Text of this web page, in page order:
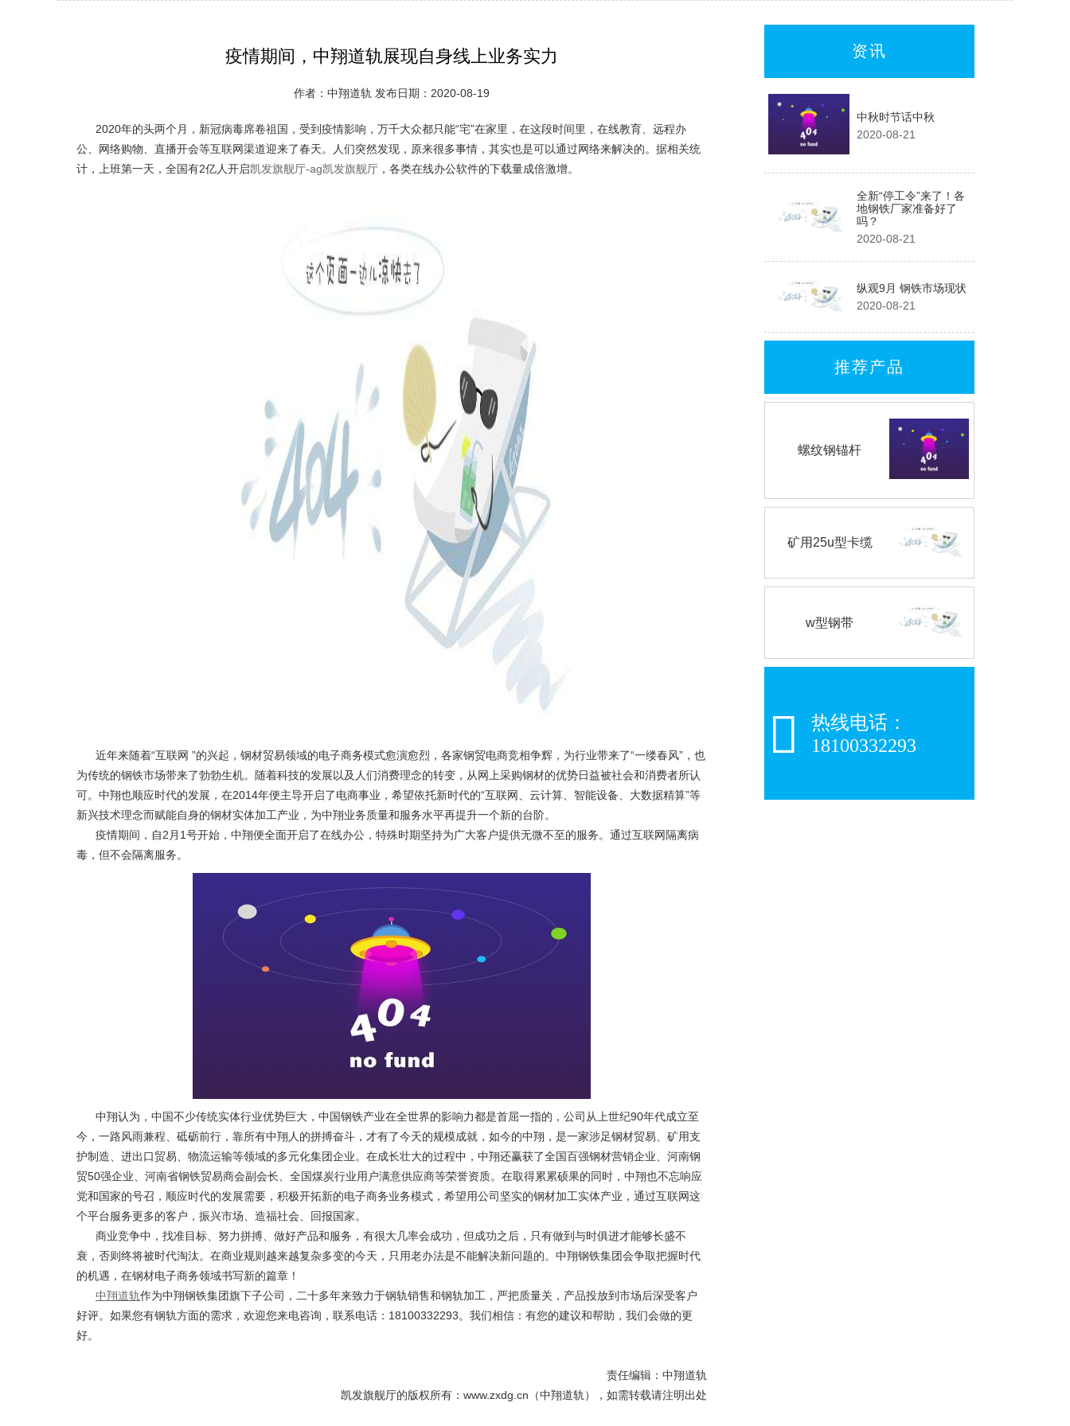
疫情期间，中翔道轨展现自身线上业务实力
作者：中翔道轨 发布日期：2020-08-19
2020年的头两个月，新冠病毒席卷祖国，受到疫情影响，万千大众都只能“宅”在家里，在这段时间里，在线教育、远程办
公、网络购物、直播开会等互联网渠道迎来了春天。人们突然发现，原来很多事情，其实也是可以通过网络来解决的。据相关统
计，上班第一天，全国有2亿人开启凯发旗舰厅-ag凯发旗舰厅 ，各类在线办公软件的下载量成倍激增。
近年来随着“互联网 ”的兴起，钢材贸易领域的电子商务模式愈演愈烈，各家钢贸电商竞相争辉，为行业带来了“一缕春风”，也
为传统的钢铁市场带来了勃勃生机。随着科技的发展以及人们消费理念的转变，从网上采购钢材的优势日益被社会和消费者所认
可。中翔也顺应时代的发展，在2014年便主导开启了电商事业，希望依托新时代的“互联网、云计算、智能设备、大数据精算”等
新兴技术理念而赋能自身的钢材实体加工产业，为中翔业务质量和服务水平再提升一个新的台阶。
疫情期间，自2月1号开始，中翔便全面开启了在线办公，特殊时期坚持为广大客户提供无微不至的服务。通过互联网隔离病
毒，但不会隔离服务。
中翔认为，中国不少传统实体行业优势巨大，中国钢铁产业在全世界的影响力都是首屈一指的，公司从上世纪90年代成立至
今，一路风雨兼程、砥砺前行，靠所有中翔人的拼搏奋斗，才有了今天的规模成就，如今的中翔，是一家涉足钢材贸易、矿用支
护制造、进出口贸易、物流运输等领域的多元化集团企业。在成长壮大的过程中，中翔还赢获了全国百强钢材营销企业、河南钢
贸50强企业、河南省钢铁贸易商会副会长、全国煤炭行业用户满意供应商等荣誉资质。在取得累累硕果的同时，中翔也不忘响应
党和国家的号召，顺应时代的发展需要，积极开拓新的电子商务业务模式，希望用公司坚实的钢材加工实体产业，通过互联网这
个平台服务更多的客户，振兴市场、造福社会、回报国家。
商业竞争中，找准目标、努力拼搏、做好产品和服务，有很大几率会成功，但成功之后，只有做到与时俱进才能够长盛不
衰，否则终将被时代淘汰。在商业规则越来越复杂多变的今天，只用老办法是不能解决新问题的。中翔钢铁集团会争取把握时代
的机遇，在钢材电子商务领域书写新的篇章！
中翔道轨作为中翔钢铁集团旗下子公司，二十多年来致力于钢轨销售和钢轨加工，严把质量关，产品投放到市场后深受客户
好评。如果您有钢轨方面的需求，欢迎您来电咨询，联系电话：18100332293。我们相信：有您的建议和帮助，我们会做的更
好。
责任编辑：中翔道轨
凯发旗舰厅的版权所有：www.zxdg.cn（中翔道轨），如需转载请注明出处
资讯
中秋时节话中秋
2020-08-21
全新“停工令”来了！各
地钢铁厂家准备好了
吗？
2020-08-21
纵观9月 钢铁市场现状
2020-08-21
推荐产品
螺纹钢锚杆
矿用25u型卡缆
w型钢带

热线电话：
18100332293